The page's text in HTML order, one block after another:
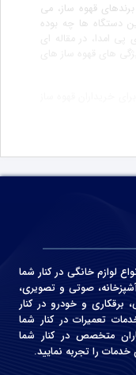
قهوه ساز، می
دستگاه ها چه بوده
امدا، در مقاله ای
انواع لوازم خانگی در کنار شما
صوتی و‌ تصویری،
برقکاری و خودرو در کنار
تعمیرات در کنار شما
متخصص در کنار شما
را تجربه نمایید.